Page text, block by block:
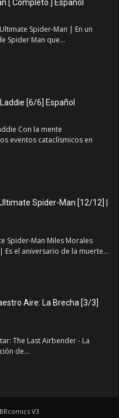
[ Completo ] Español
Spider-Man | En un
Spider Man que...
[6/6] Español
Con la mente
eventos cataclísmicos en
Spider-Man [12/12] |
Spider-Man Miles Morales
Es el aniversario de la muerte...
Aire: La Brecha [3/3]
The Last Airbender - La
de...
V3